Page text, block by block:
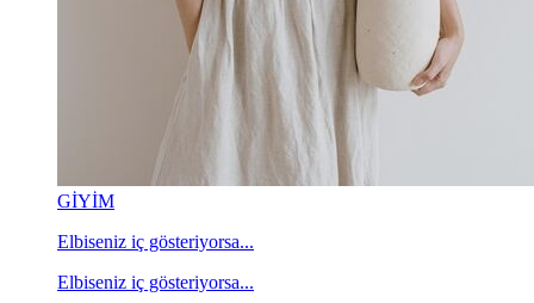
GİYİM
Elbiseniz iç gösteriyorsa...
Elbiseniz iç gösteriyorsa...